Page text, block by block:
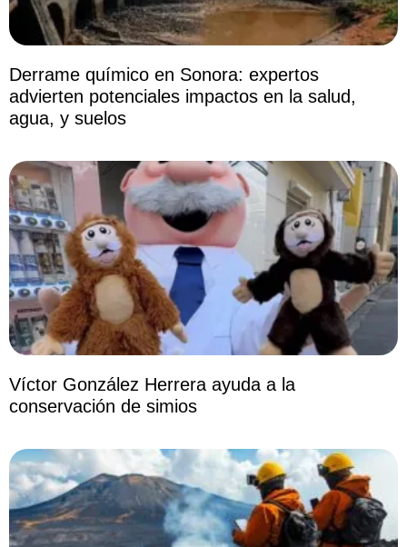
Derrame químico en Sonora: expertos
advierten potenciales impactos en la salud,
agua, y suelos
Víctor González Herrera ayuda a la
conservación de simios